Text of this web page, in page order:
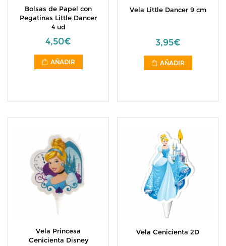
Bolsas de Papel con
Pegatinas Little Dancer
4 ud
4,50€
AÑADIR
Vela Little Dancer 9 cm
3,95€
AÑADIR
Vela Princesa
Cenicienta Disney
Vela Cenicienta 2D